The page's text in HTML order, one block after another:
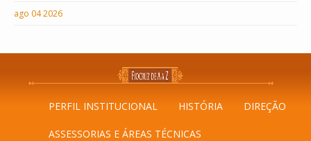
ago 04 2026
PERFIL INSTITUCIONAL HISTÓRIA DIREÇÃO
ASSESSORIAS E ÁREAS TÉCNICAS